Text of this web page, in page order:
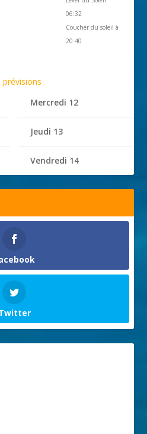
06:32
Coucher du soleil à
20:40
prévisions
Mercredi 12
Jeudi 13
Vendredi 14